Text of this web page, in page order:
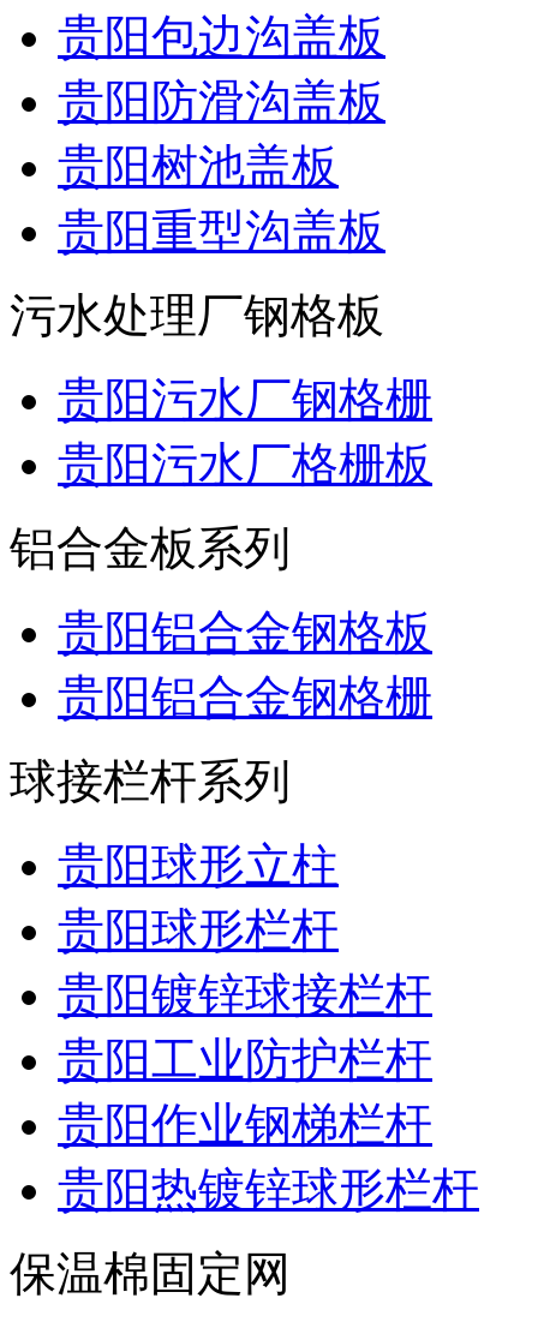
贵阳包边沟盖板
贵阳防滑沟盖板
贵阳树池盖板
贵阳重型沟盖板
污水处理厂钢格板
贵阳污水厂钢格栅
贵阳污水厂格栅板
铝合金板系列
贵阳铝合金钢格板
贵阳铝合金钢格栅
球接栏杆系列
贵阳球形立柱
贵阳球形栏杆
贵阳镀锌球接栏杆
贵阳工业防护栏杆
贵阳作业钢梯栏杆
贵阳热镀锌球形栏杆
保温棉固定网